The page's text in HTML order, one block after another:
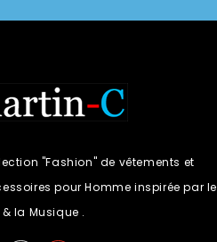
"Fashion" de vêtements et
pour Homme inspirée par le
la Musique .